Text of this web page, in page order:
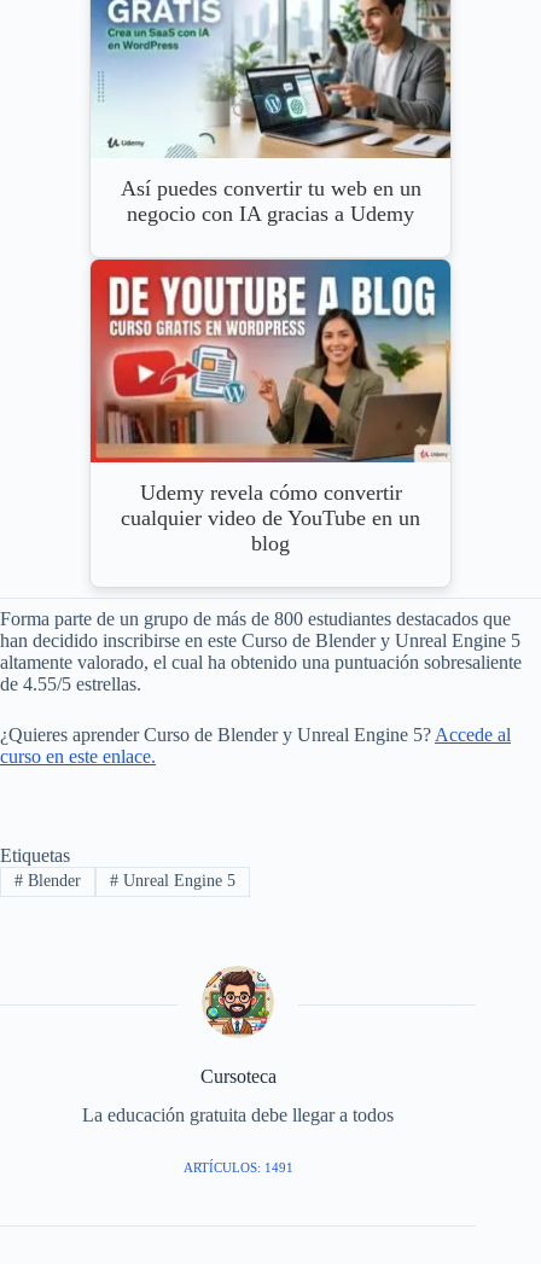
Así puedes convertir tu web en un
negocio con IA gracias a Udemy
Udemy revela cómo convertir
cualquier video de YouTube en un
blog
Forma parte de un grupo de más de 800 estudiantes destacados que
han decidido inscribirse en este Curso de Blender y Unreal Engine 5
altamente valorado, el cual ha obtenido una puntuación sobresaliente
de 4.55/5 estrellas.
¿Quieres aprender Curso de Blender y Unreal Engine 5? Accede al
curso en este enlace.
Etiquetas
#Blender #Unreal Engine 5
Cursoteca
La educación gratuita debe llegar a todos
ARTÍCULOS: 1491